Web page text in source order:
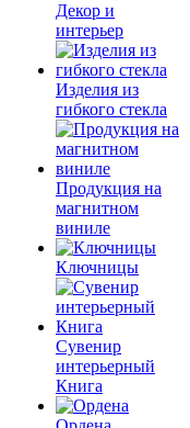
Декор и
интерьер
Изделия из
гибкого стекла
Продукция на
магнитном
виниле
Ключницы
Сувенир
интерьерный
Книга